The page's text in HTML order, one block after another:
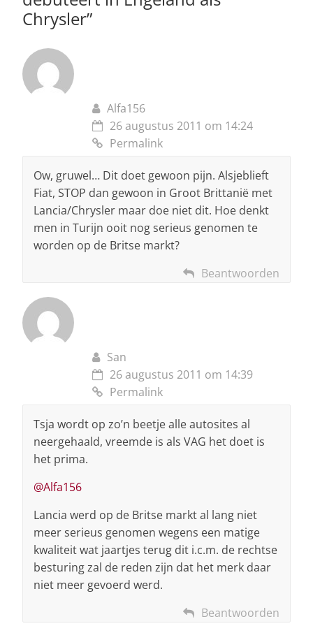
Chrysler”
Alfa156
26 augustus 2011 om 14:24
Permalink
Ow, gruwel… Dit doet gewoon pijn. Alsjeblieft
Fiat, STOP dan gewoon in Groot Brittanië met
Lancia/Chrysler maar doe niet dit. Hoe denkt
men in Turijn ooit nog serieus genomen te
worden op de Britse markt?
Beantwoorden
San
26 augustus 2011 om 14:39
Permalink
Tsja wordt op zo’n beetje alle autosites al
neergehaald, vreemde is als VAG het doet is
het prima.
@Alfa156
Lancia werd op de Britse markt al lang niet
meer serieus genomen wegens een matige
kwaliteit wat jaartjes terug dit i.c.m. de rechtse
besturing zal de reden zijn dat het merk daar
niet meer gevoerd werd.
Beantwoorden